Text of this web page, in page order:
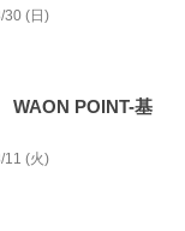
30 (日)
WAON POINT-基
11 (火)